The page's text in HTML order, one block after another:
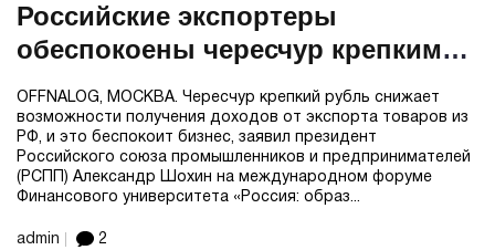
Российские экспортеры
обеспокоены чересчур крепким
рублём – глава РСПП
OFFNALOG, МОСКВА. Чересчур крепкий рубль снижает
возможности получения доходов от экспорта товаров из
РФ, и это беспокоит бизнес, заявил президент
Российского союза промышленников и предпринимателей
(РСПП) Александр Шохин на международном форуме
Финансового университета «Россия: образ...
admin 2